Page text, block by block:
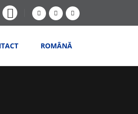
ROMÂNĂ